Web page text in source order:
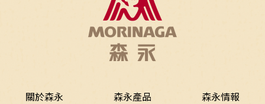
關於森永 森永產品
森永情報